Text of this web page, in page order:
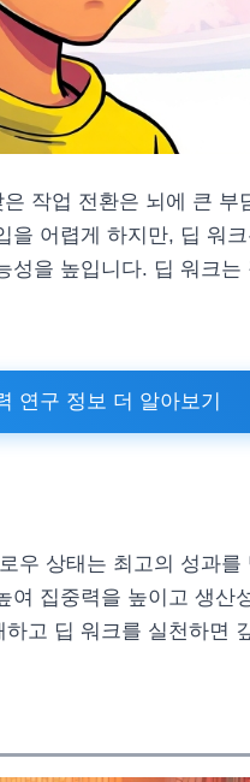
작업 전환은 뇌에 큰 부
어렵게 하지만, 딥 워
을 높입니다. 딥 워크는
연구 정보 더 알아보기
우 상태는 최고의 성과
집중력을 높이고 생산
고 딥 워크를 실천하면